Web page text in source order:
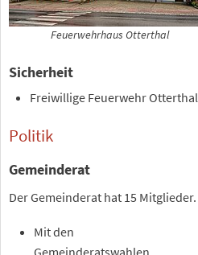
Feuerwehrhaus Otterthal
Sicherheit
Freiwillige Feuerwehr Otterthal
Politik
Gemeinderat
Der Gemeinderat hat 15 Mitglieder.
Mit den
Gemeinderatswahlen